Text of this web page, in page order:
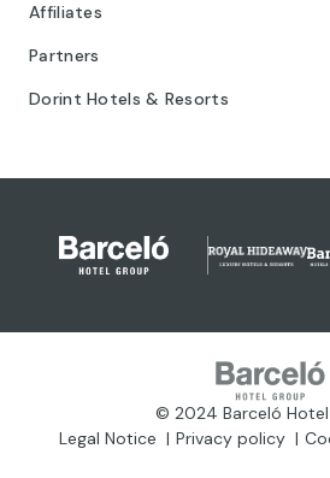
Affiliates
Partners
Dorint Hotels & Resorts
© 2024 Barceló
Legal Notice
Privacy policy